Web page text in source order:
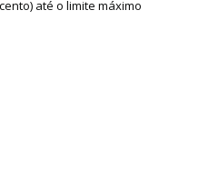
até o limite máximo